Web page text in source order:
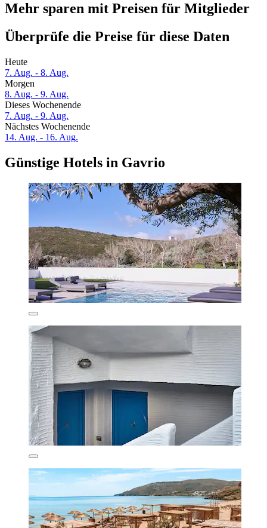
Mehr sparen mit Preisen für Mitglieder
Überprüfe die Preise für diese Daten
Heute
7. Aug. - 8. Aug.
Morgen
8. Aug. - 9. Aug.
Dieses Wochenende
7. Aug. - 9. Aug.
Nächstes Wochenende
14. Aug. - 16. Aug.
Günstige Hotels in Gavrio